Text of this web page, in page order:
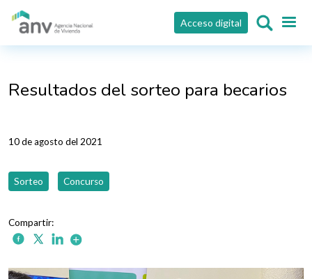
Pasar al contenido principal
Acceso digital
Resultados del sorteo para becarios
10 de agosto del 2021
Sorteo Concurso